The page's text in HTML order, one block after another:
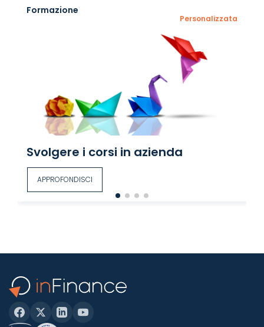
Formazione
Personalizzata
Svolgere i corsi in azienda
APPROFONDISCI